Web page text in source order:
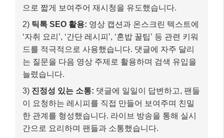
으로 짧게 보여주어 재시청을 유도했습니다.
2) 틱톡 SEO 활용: 영상 캡션과 온스크린 텍스트에
‘자취 요리’, ‘간단 레시피’, ‘혼밥 꿀팁’ 등 관련 키워
드를 적극적으로 사용했습니다. 댓글에 자주 달리
는 질문을 다음 영상 주제로 활용하며 검색 유입을
늘렸습니다.
3) 진정성 있는 소통: 댓글에 일일이 답변하고, 팬들
이 요청하는 레시피를 직접 만들어 보여주며 친밀
한 관계를 형성했습니다. 라이브 방송을 통해 실시
간으로 요리하며 팬들과 소통했습니다.